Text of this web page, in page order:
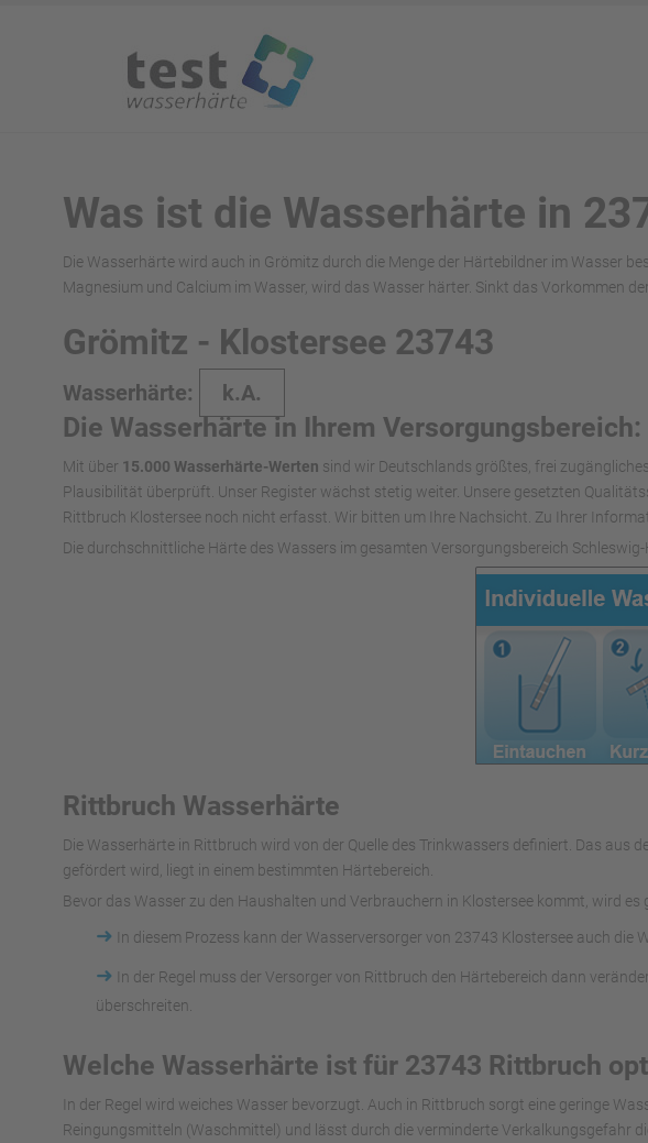
Was ist die Wasserhärte in
Die Wasserhärte wird auch in Grömitz durch die Menge der Härtebildner im Wasser
Magnesium und Calcium im Wasser, wird das Wasser härter. Sinkt das Vorkommen
Grömitz - Klostersee 23743
Wasserhärte: k.A.
Die Wasserhärte in Ihrem Versorgungsbereich:
Mit über 15.000 Wasserhärte-Werten sind wir Deutschlands größtes, frei
Plausibilität überprüft. Unser Register wächst stetig weiter. Unsere gesetzten
Rittbruch Klostersee noch nicht erfasst. Wir bitten um Ihre Nachsicht. Zu Ihrer
Die durchschnittliche Härte des Wassers im gesamten Versorgungsbereich
Rittbruch Wasserhärte
Die Wasserhärte in Rittbruch wird von der Quelle des Trinkwassers definiert. Das
gefördert wird, liegt in einem bestimmten Härtebereich.
Bevor das Wasser zu den Haushalten und Verbrauchern in Klostersee kommt, wird es
➜ In diesem Prozess kann der Wasserversorger von 23743 Klostersee auch die
➜
In der Regel muss der Versorger von Rittbruch den Härtebereich dann
überschreiten.
Welche Wasserhärte ist für 23743 Rittbruch
In der Regel wird weiches Wasser bevorzugt. Auch in Rittbruch sorgt eine geringe
Reingungsmitteln (Waschmittel) und lässt durch die verminderte Verkalkungsgefahr